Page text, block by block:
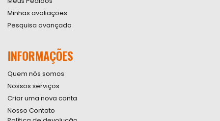
Minhas avaliações
Pesquisa avançada
INFORMAÇÕES
Quem nós somos
Nossos serviços
Criar uma nova conta
Nosso Contato